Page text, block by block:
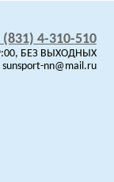
(831) 4-310-510
БЕЗ ВЫХОДНЫХ
sunsport-nn@mail.ru